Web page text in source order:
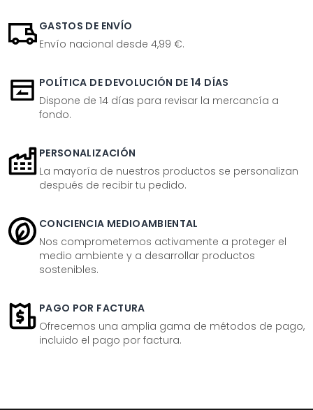
GASTOS DE ENVÍO
Envío nacional desde 4,99 €.
POLÍTICA DE DEVOLUCIÓN DE 14 DÍAS
Dispone de 14 días para revisar la mercancía a
fondo.
PERSONALIZACIÓN
La mayoría de nuestros productos se personalizan
después de recibir tu pedido.
CONCIENCIA MEDIOAMBIENTAL
Nos comprometemos activamente a proteger el
medio ambiente y a desarrollar productos
sostenibles.
PAGO POR FACTURA
Ofrecemos una amplia gama de métodos de pago,
incluido el pago por factura.